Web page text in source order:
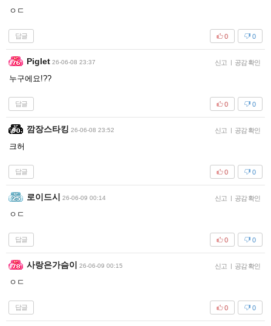
ㅇㄷ
답글 0
0
Piglet 26-06-08 23:37 신고 | 공감 확인
누구에요!??
답글 0
0
깜장스타킹 26-06-08 23:52 신고 | 공감 확인
크허
답글 0
0
로이드시 26-06-09 00:14 신고 | 공감 확인
ㅇㄷ
답글 0
0
사랑은가슴이 26-06-09 00:15 신고 | 공감 확인
ㅇㄷ
답글 0
0